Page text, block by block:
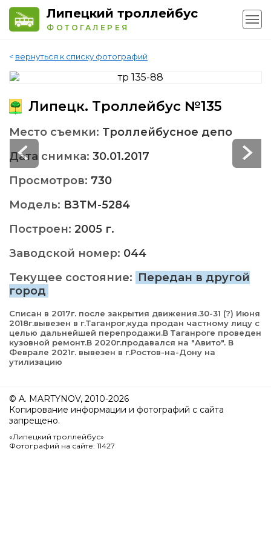
Липецкий троллейбус
ФОТОГАЛЕРЕЯ
< вернуться к списку фотографий
Липецк. Троллейбус №135
Место съемки: Троллейбусное депо
Дата снимка: 30.01.2017
Просмотров: 730
Модель: ВЗТМ-5284
Построен: 2005 г.
Заводской номер: 044
Текущее состояние: Передан в другой
город
Списан в 2017г. после закрытия движения.30-31 (?) Июня
2018г.вывезен в г.Таганрог,куда продан частному лицу с
целью дальнейшей перепродажи.В Таганроге проведен
кузовной ремонт.В 2020г.продавался на "Авито". В
Феврале 2021г. вывезен в г.Ростов-на-Дону на
утилизацию
© A. MARTYNOV, 2010-2026
Копирование информации и фотографий с сайта
запрещено.
«Липецкий троллейбус»
Фотографий на сайте: 11427